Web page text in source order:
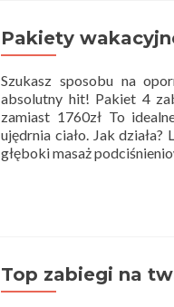
Pakiety
Szukasz sposobu na
absolutny hit! Pakiet 4
zamiast 1760zł To
ujędrnia ciało. Jak
głęboki masaż
Top zabiegi na